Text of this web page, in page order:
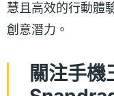
慧且高效的行動體
創意潛力。
關注手機